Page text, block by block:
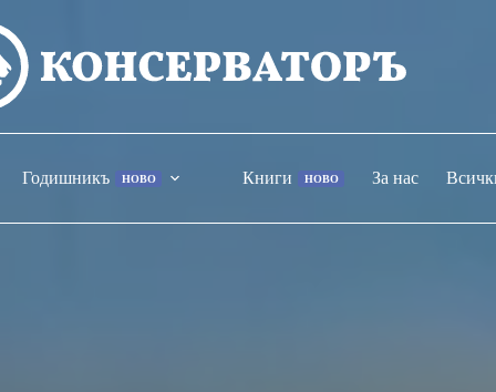
Годишникъ НОВО Книги НОВО За нас